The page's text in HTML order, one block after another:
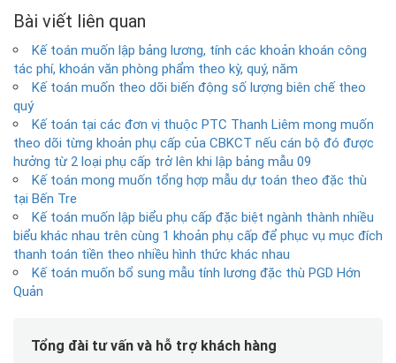
Bài viết liên quan
Kế toán muốn lập bảng lương, tính các khoản khoán công
tác phí, khoán văn phòng phẩm theo kỳ, quý, năm
Kế toán muốn theo dõi biến động số lượng biên chế theo
quý
Kế toán tại các đơn vị thuộc PTC Thanh Liêm mong muốn
theo dõi từng khoản phụ cấp của CBKCT nếu cán bộ đó được
hưởng từ 2 loại phụ cấp trở lên khi lập bảng mẫu 09
Kế toán mong muốn tổng hợp mẫu dự toán theo đặc thù
tại Bến Tre
Kế toán muốn lập biểu phụ cấp đặc biệt ngành thành nhiều
biểu khác nhau trên cùng 1 khoản phụ cấp để phục vụ mục đích
thanh toán tiền theo nhiều hình thức khác nhau
Kế toán muốn bổ sung mẫu tính lương đặc thù PGD Hớn
Quản
Tổng đài tư vấn và hỗ trợ khách hàng